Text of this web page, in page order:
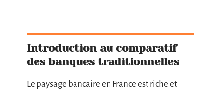
Introduction au comparatif
des banques traditionnelles
Le paysage bancaire en France est riche et